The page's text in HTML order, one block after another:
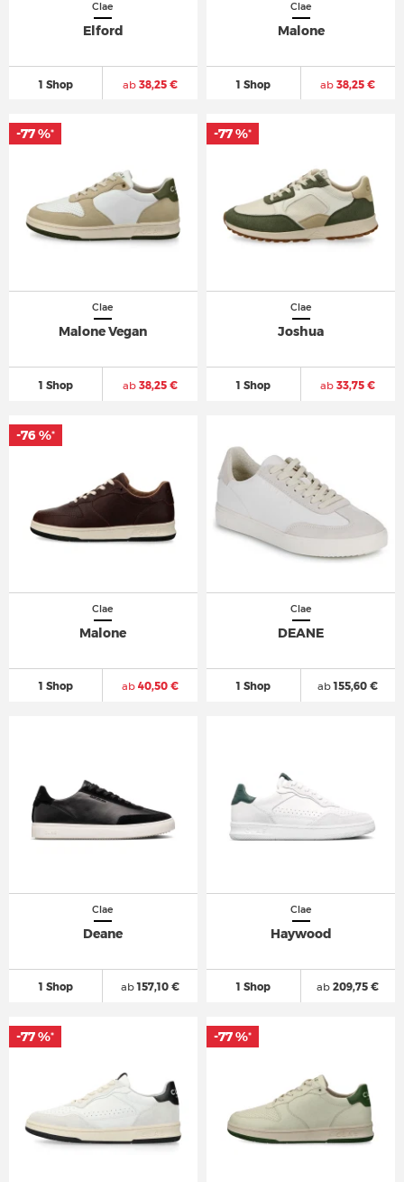
Clae
Elford
1 Shop ab38,25 €
Clae
Malone
1 Shop ab 38,25 €
Clae
Malone Vegan
1 Shop ab38,25 €
-77 %*
Clae
Joshua
1 Shop ab 33,75 €
-77 %*
Clae
Malone
1 Shop ab40,50 €
-76 %*
Clae
DEANE
1 Shop ab155,60 €
Clae
Deane
1 Shop ab157,10 €
Clae
Haywood
1 Shop ab 209,75 €
-77 %* -77 %*